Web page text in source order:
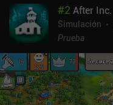
#2 After Inc.
Simulación
Prueba